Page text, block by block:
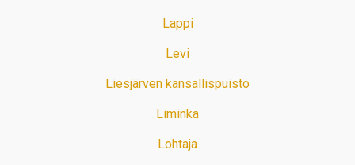
Lappi
Levi
Liesjärven kansallispuisto
Liminka
Lohtaja